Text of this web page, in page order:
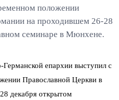
положении
на проходившем 26-28
семинаре в Мюнхене.
епархии выступил с
Православной Церкви в
декабря открытом